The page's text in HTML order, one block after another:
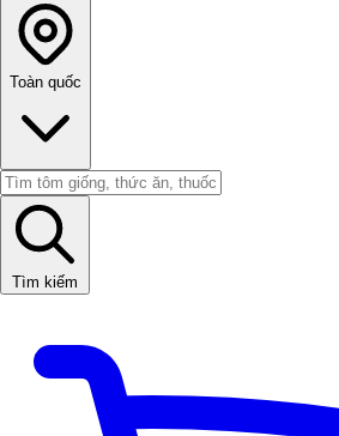
Toàn quốc
Tìm kiếm